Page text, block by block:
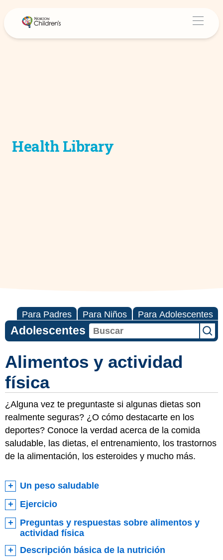
Health Library
Para Padres Para Niños Para Adolescentes
Adolescentes
Alimentos y actividad
física
¿Alguna vez te preguntaste si algunas dietas son
realmente seguras? ¿O cómo destacarte en los
deportes? Conoce la verdad acerca de la comida
saludable, las dietas, el entrenamiento, los trastornos
de la alimentación, los esteroides y mucho más.
Un peso saludable
Ejercicio
Preguntas y respuestas sobre alimentos y
actividad física
Descripción básica de la nutrición